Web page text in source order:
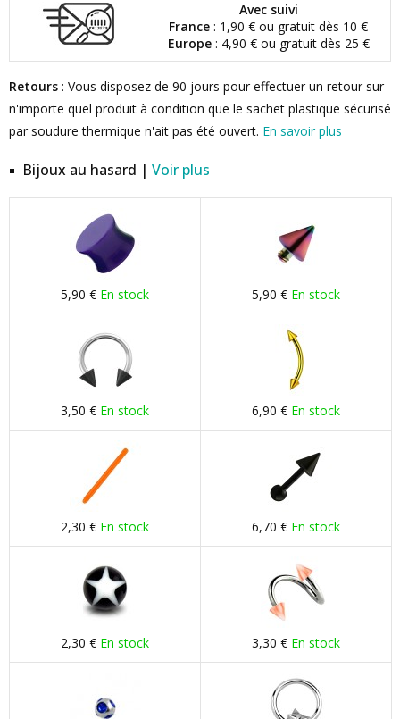
Avec suivi
France : 1,90 € ou gratuit dès 10 €
Europe: 4,90 € ou gratuit dès 25 €
Retours : Vous disposez de 90 jours pour effectuer un retour sur
n'importe quel produit à condition que le sachet plastique sécurisé
par soudure thermique n'ait pas été ouvert. En savoir plus
Bijoux au hasard | Voir plus
5,90 € En stock 5,90 € En stock
3,50 € En stock 6,90 € En stock
2,30 € En stock 6,70 € En stock
2,30 € En stock 3,30 € En stock